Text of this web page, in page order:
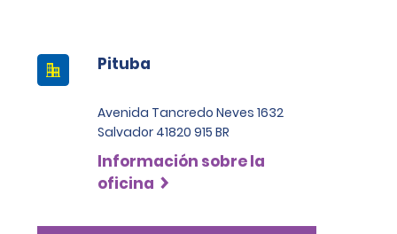
Pituba
Avenida Tancredo Neves 1632
Salvador 41820 915 BR
Información sobre la
oficina